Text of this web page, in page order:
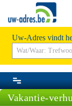
Uw-Adres vindt
Vakantie-